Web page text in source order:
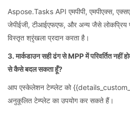
Aspose.Tasks API एमपीपी, एमपीएक्स,
जेपीईजी, टीआईएफएफ, और अन्य जैसे लोकप्रिय
विस्तृत श्रृंखला प्रदान करता है।
3. मार्कडाउन सही ढंग से MPP में परिवर्तित नहीं
से कैसे बदल सकता हूँ?
आप एस्केलेशन टेम्प्लेट को
अनुकूलित टेम्प्लेट का उपयोग कर सकते हैं।